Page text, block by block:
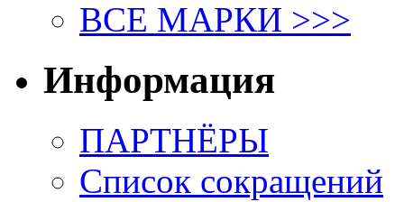
ВСЕ МАРКИ >>>
Информация
ПАРТНЁРЫ
Список сокращений